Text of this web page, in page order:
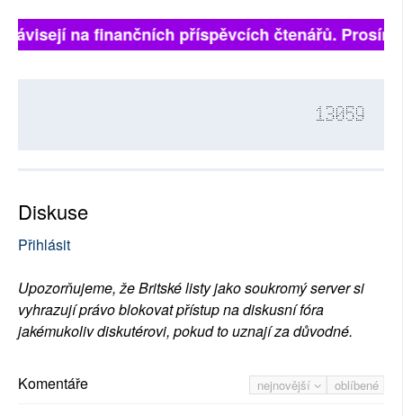
na finančních příspěvcích čtenářů.
13059
Diskuse
Přihlásit
Upozorňujeme, že Britské listy jako soukromý server si
vyhrazují právo blokovat přístup na diskusní fóra
jakémukoliv diskutérovi, pokud to uznají za důvodné.
nejnovější oblíbené
Komentáře